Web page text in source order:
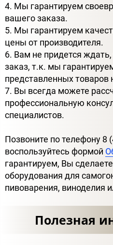
4. Мы гарантируем
вашего заказа.
5. Мы гарантируем
цены от производителя.
6. Вам не придется
заказ, т.к. мы
представленных товаров
7. Вы всегда можете
профессиональную
специалистов.
Позвоните по телефону 8
воспользуйтесь формой
гарантируем, Вы
оборудования для
пивоварения, виноделия
Полезная